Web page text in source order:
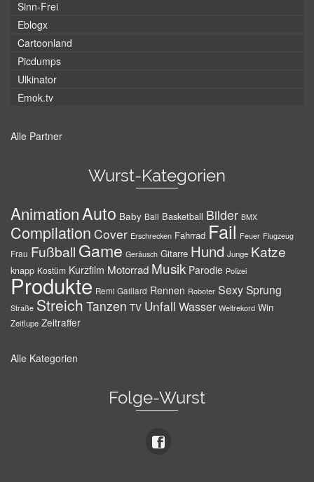
Sinn-Frei
Eblogx
Cartoonland
Picdumps
Ulkinator
Emok.tv
Alle Partner
Wurst-Kategorien
AnimationAuto Baby Ball Basketball Bilder BMX
Compilation Cover Erschrecken Fahrrad Fail Feuer Flugzeug
Frau Fußball Game Geräusch Gitarre Hund Junge Katze
knapp Kostüm Kurzfilm Motorrad Musik Parodie Polizei
Produkte Remi Gaillard Rennen Roboter SexySprung
Straße Streich Tanzen TV Unfall Wasser Weltrekord Win
Zeitlupe Zeitraffer
Alle Kategorien
Folge-Wurst